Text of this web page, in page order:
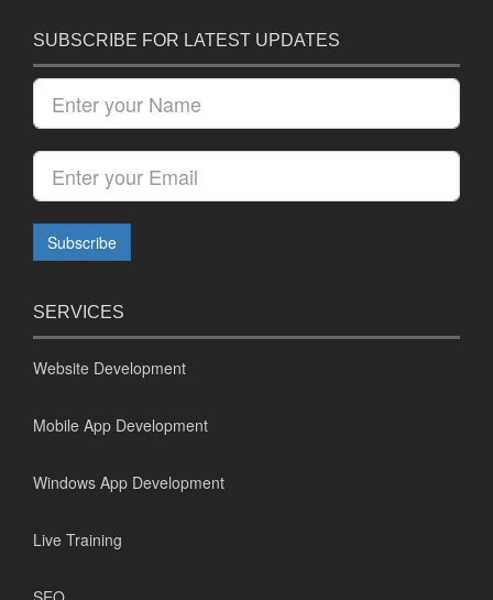
SUBSCRIBE FOR LATEST UPDATES
SERVICES
Website Development
Mobile App Development
Windows App Development
Live Training